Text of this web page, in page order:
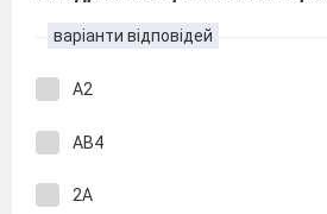
варіанти відповідей
А2
АВ4
2А